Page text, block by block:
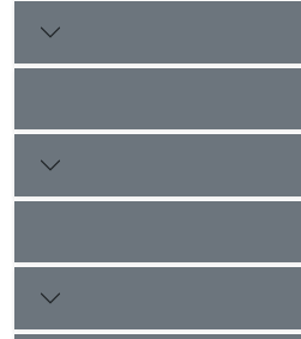
زیرمؤلفه‌های اهمیت انسان،
استفاده انسان‌محور و مهارت‌های اجتماعی)، 3) دانش پایه هوش
داده و الگوریتم، استفاده از
و کدنویسی)، 4) مه